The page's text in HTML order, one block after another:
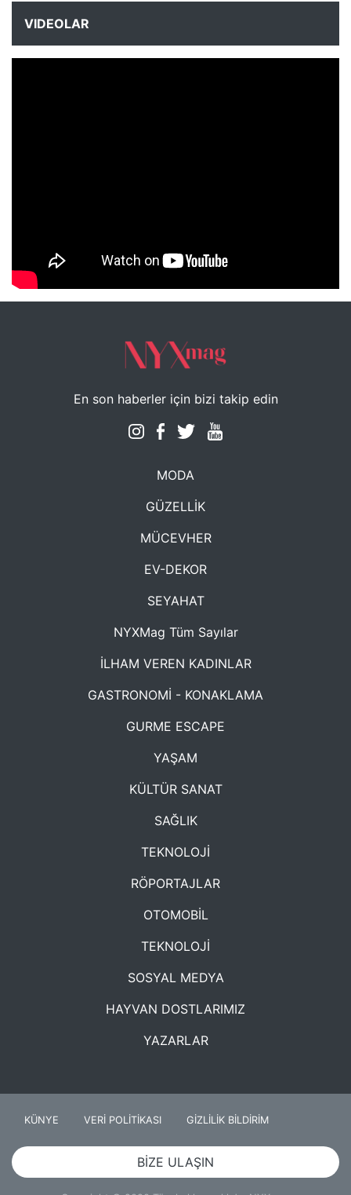
VIDEOLAR
NYXmag 2. Yaş Kutlama Etkinliği
En son haberler için bizi takip edin
MODA
GÜZELLİK
MÜCEVHER
EV-DEKOR
SEYAHAT
NYXMag Tüm Sayılar
İLHAM VEREN KADINLAR
GASTRONOMİ - KONAKLAMA
GURME ESCAPE
YAŞAM
KÜLTÜR SANAT
SAĞLIK
TEKNOLOJİ
RÖPORTAJLAR
OTOMOBİL
TEKNOLOJİ
SOSYAL MEDYA
HAYVAN DOSTLARIMIZ
YAZARLAR
KÜNYE VERİ POLİTİKASI GİZLİLİK BİLDİRİM
BİZE ULAŞIN